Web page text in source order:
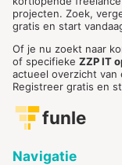
projecten. Zoek,
gratis en start
Of je nu zoekt naar
of specifieke ZZP IT
actueel overzicht van
Registreer gratis en
funle
Navigatie